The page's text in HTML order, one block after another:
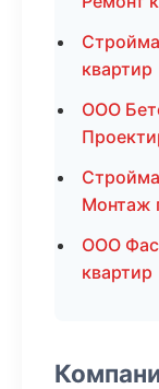
квартир
ООО
Монтаж
ООО
квартир